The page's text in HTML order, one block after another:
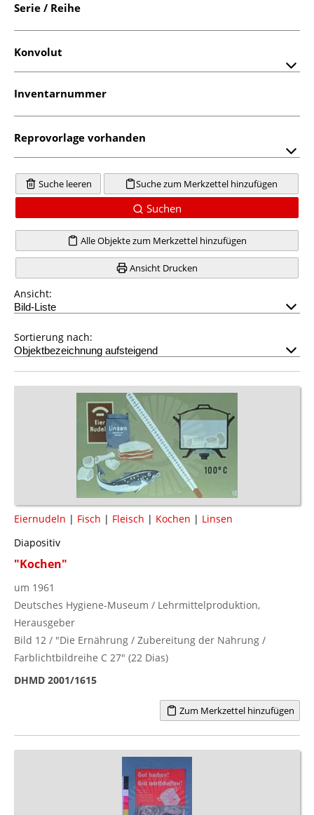
Serie / Reihe
Konvolut
Inventarnummer
Reprovorlage vorhanden
Suche leeren Suche zum Merkzettel hinzufügen
Suchen
Alle Objekte zum Merkzettel hinzufügen
Ansicht Drucken
Ansicht:
Sortierung nach:
Eiernudeln | Fisch | Fleisch | Kochen | Linsen
Diapositiv
"Kochen"
um 1961
Deutsches Hygiene-Museum / Lehrmittelproduktion,
Herausgeber
Bild 12 / "Die Ernährung / Zubereitung der Nahrung /
Farblichtbildreihe C 27" (22 Dias)
DHMD 2001/1615
Zum Merkzettel hinzufügen